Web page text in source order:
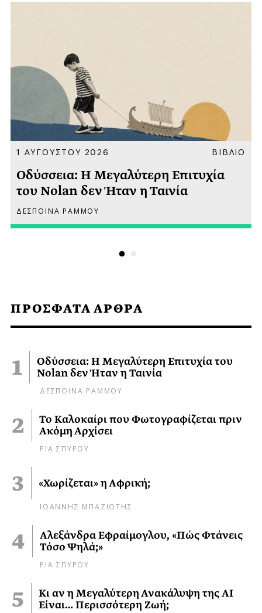
ΠΡΟΣΦΑΤΑ ΑΡΘΡΑ
Οδύσσεια: Η Μεγαλύτερη Επιτυχία του
Nolan δεν Ήταν η Ταινία
ΔΕΣΠΟΙΝΑ ΡΑΜΜΟΥ
Το Καλοκαίρι που Φωτογραφίζεται πριν
Ακόμη Αρχίσει
ΡΙΑ ΣΠΥΡΟΥ
«Χωρίζεται» η Αφρική;
ΙΩΑΝΝΗΣ ΜΠΑΖΙΩΤΗΣ
Αλεξάνδρα Εφραίμογλου, «Πώς Φτάνεις
Τόσο Ψηλά;»
ΡΙΑ ΣΠΥΡΟΥ
Κι αν η Μεγαλύτερη Ανακάλυψη της AI
Είναι… Περισσότερη Ζωή;
1 ΑΥΓΟΥΣΤΟΥ 2026 ΒΙΒΛΙΟ
Οδύσσεια: Η Μεγαλύτερη Επιτυχία
του Nolan δεν Ήταν η Ταινία
ΔΕΣΠΟΙΝΑ ΡΑΜΜΟΥ